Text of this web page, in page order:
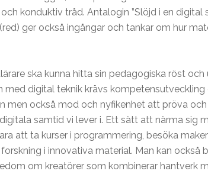
konduktiv tråd. Antalogin ”Slöjd i en digital
ger också ingångar och tankar om hur
ska kunna hitta sin pedagogiska röst
med digital teknik krävs kompetensutveckling
men också mod och nyfikenhet att pröva
samtid vi lever i. Ett sätt att närma sig
att ta kurser i programmering, besöka
i innovativa material. Man kan också
om kreatörer som kombinerar hantverk